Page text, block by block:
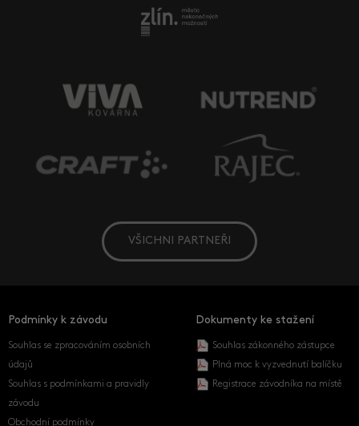
VŠICHNI PARTNEŘI
Podmínky k závodu
Souhlas se zpracováním osobních
údajů
Souhlas s podmínkami a pravidly
závodu
Obchodní podmínky
Dokumenty ke stažení
Souhlas zákonného zástupce
Plná moc k vyzvednutí balíčku
Registrace závodníka na místě